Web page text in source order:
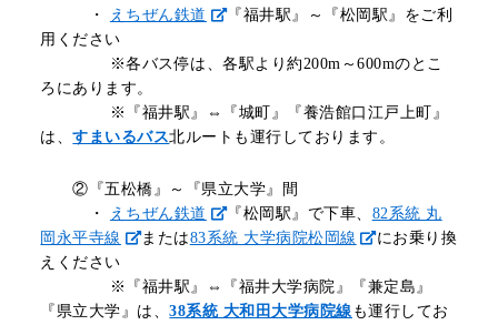
・
えちぜん鉄道
『福井駅』～『松岡駅』をご利
用ください
※各バス停は、各駅より約200m～600mのとこ
ろにあります。
※『福井駅』⇔『城町』『養浩館口江戸上町』
は、すまいるバス北ルートも運行しております。
②『五松橋』～『県立大学』間
・
えちぜん鉄道 『松岡駅』で下車、 82系統 丸
岡永平寺線
または83系統 大学病院松岡線
にお乗り換
えください
※『福井駅』⇔『福井大学病院』『兼定島』
『県立大学』は、38系統 大和田大学病院線 も運行してお